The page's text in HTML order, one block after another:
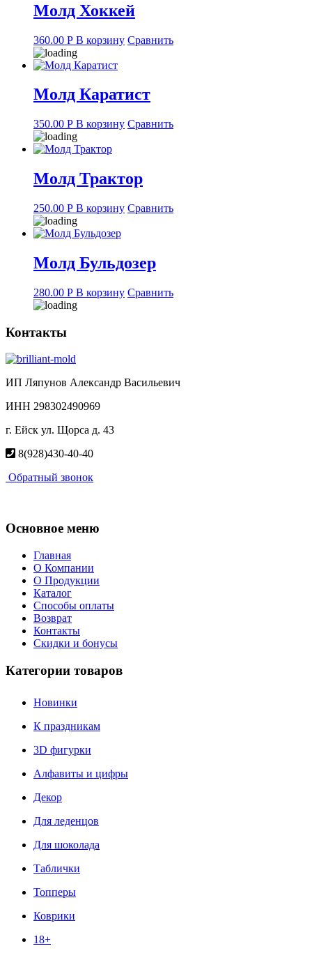
Молд Хоккей
360.00 Р В корзину Сравнить
Молд Каратист
350.00 Р В корзину Сравнить
Молд Трактор
250.00 Р В корзину Сравнить
Молд Бульдозер
280.00 Р В корзину Сравнить
Контакты
ИП Ляпунов Александр Васильевич
ИНН 298302490969
г. Ейск ул. Щорса д. 43
8(928)430-40-40
Обратный звонок
Основное меню
Главная
О Компании
О Продукции
Каталог
Способы оплаты
Возврат
Контакты
Скидки и бонусы
Категории товаров
Новинки
К праздникам
3D фигурки
Алфавиты и цифры
Декор
Для леденцов
Для шоколада
Таблички
Топперы
Коврики
18+